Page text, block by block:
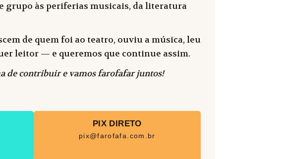
grupo às periferias musicais, da literatura
de quem foi ao teatro, ouviu a música, leu
leitor — e queremos que continue assim.
de contribuir e vamos farofafar juntos!
PIX DIRETO
pix@farofafa.com.br